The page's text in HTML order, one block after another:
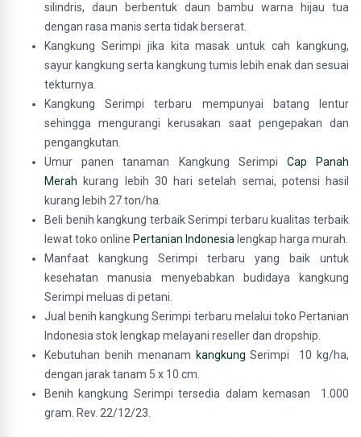
silindris, daun berbentuk daun bambu warna hijau tua
dengan rasa manis serta tidak berserat.
Kangkung Serimpi jika kita masak untuk cah kangkung,
sayur kangkung serta kangkung tumis lebih enak dan sesuai
tekturnya.
Kangkung Serimpi terbaru mempunyai batang lentur
sehingga mengurangi kerusakan saat pengepakan dan
pengangkutan.
Umur panen tanaman Kangkung Serimpi Cap Panah
Merah kurang lebih 30 hari setelah semai, potensi hasil
kurang lebih 27 ton/ha.
Beli benih kangkung terbaik Serimpi terbaru kualitas terbaik
lewat toko online Pertanian Indonesia lengkap harga murah.
Manfaat kangkung Serimpi terbaru yang baik untuk
kesehatan manusia menyebabkan budidaya kangkung
Serimpi meluas di petani.
Jual benih kangkung Serimpi terbaru melalui toko Pertanian
Indonesia stok lengkap melayani reseller dan dropship.
Kebutuhan benih menanam kangkung Serimpi 10 kg/ha,
dengan jarak tanam 5 x 10 cm.
Benih kangkung Serimpi tersedia dalam kemasan 1.000
gram. Rev. 22/12/23.